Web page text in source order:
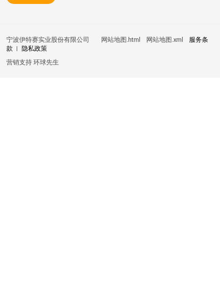
宁波伊特赛实业股份有限公司 网站地图.html 网站地图.xml
服务条
款
隐私政策
营销支持环球先生